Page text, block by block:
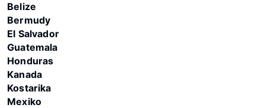
Belize
Bermudy
El Salvador
Guatemala
Honduras
Kanada
Kostarika
Mexiko